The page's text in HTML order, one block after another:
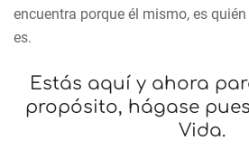
encuentra porque él mismo, es
es.
Estás aquí y ahora
propósito, hágase
Vida.